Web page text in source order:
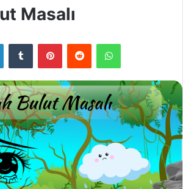
Masalı
LinkedInTumblr PinterestReddit WhatsApp